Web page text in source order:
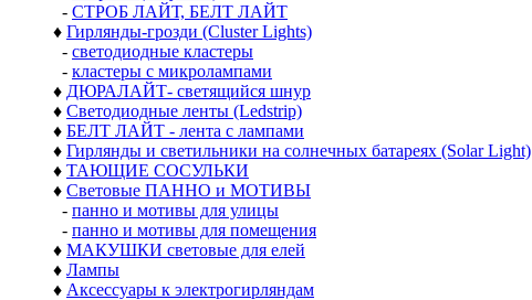
- СТРОБ ЛАЙТ, БЕЛТ ЛАЙТ
♦ Гирлянды-грозди (Cluster Lights)
- светодиодные кластеры
- кластеры с микролампами
♦ ДЮРАЛАЙТ- светящийся шнур
♦ Светодиодные ленты (Ledstrip)
♦ БЕЛТ ЛАЙТ - лента с лампами
♦ Гирлянды и светильники на солнечных батареях (Solar Light)
♦ ТАЮЩИЕ СОСУЛЬКИ
♦ Световые ПАННО и МОТИВЫ
- панно и мотивы для улицы
- панно и мотивы для помещения
♦ МАКУШКИ световые для елей
♦ Лампы
♦ Аксессуары к электрогирляндам